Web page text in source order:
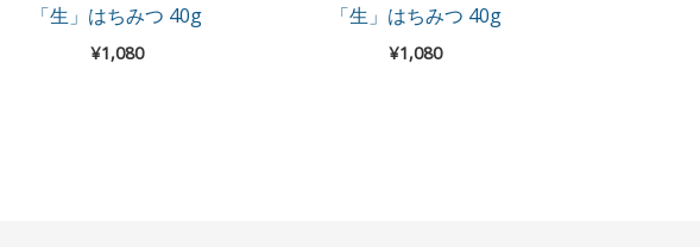
「生」はちみつ 40g
¥1,080
「生」はちみつ 40g
¥1,080